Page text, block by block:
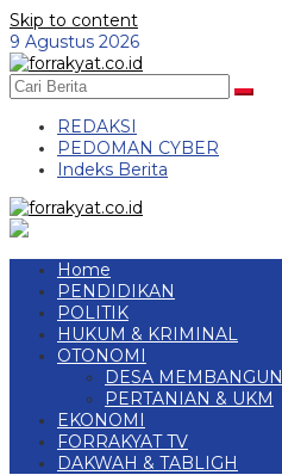
Skip to content
9 Agustus 2026
REDAKSI
PEDOMAN CYBER
Indeks Berita
Home
PENDIDIKAN
POLITIK
HUKUM & KRIMINAL
OTONOMI
DESA MEMBANGUN
PERTANIAN & UKM
EKONOMI
FORRAKYAT TV
DAKWAH & TABLIGH